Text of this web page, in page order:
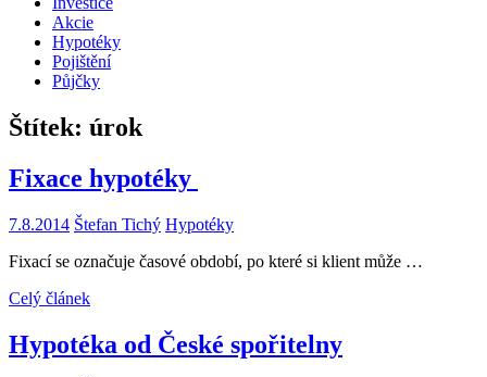
Akcie
Hypotéky
Pojištění
Půjčky
Štítek: úrok
Fixace hypotéky
7.8.2014 Štefan Tichý Hypotéky
Fixací se označuje časové období, po které si klient může …
Celý článek
Hypotéka od České spořitelny